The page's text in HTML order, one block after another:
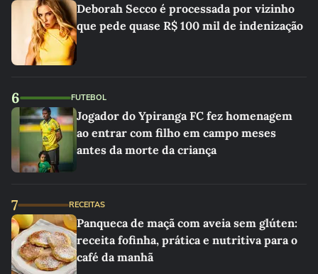
Deborah Secco é processada por vizinho
que pede quase R$ 100 mil de indenização
6 FUTEBOL
Jogador do Ypiranga FC fez homenagem
ao entrar com filho em campo meses
antes da morte da criança
7 RECEITAS
Panqueca de maçã com aveia sem glúten:
receita fofinha, prática e nutritiva para o
café da manhã